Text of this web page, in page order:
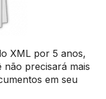
XML por 5 anos,
precisará mais
em seu